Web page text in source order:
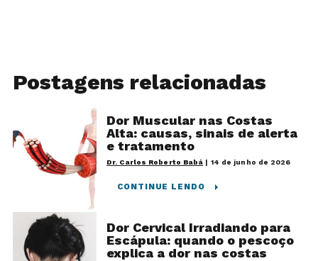
Postagens relacionadas
Dor Muscular nas Costas
Alta: causas, sinais de alerta
e tratamento
Dr. Carlos Roberto Babá | 14 de junho de 2026
CONTINUE LENDO
Dor Cervical Irradiando para
Escápula: quando o pescoço
explica a dor nas costas